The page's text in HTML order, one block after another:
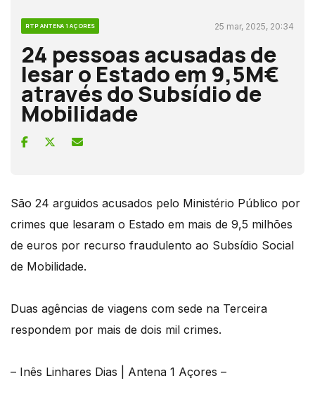
RTP ANTENA 1 AÇORES 25 mar, 2025, 20:34
24 pessoas acusadas de
lesar o Estado em 9,5M€
através do Subsídio de
Mobilidade
São 24 arguidos acusados pelo Ministério Público por
crimes que lesaram o Estado em mais de 9,5 milhões
de euros por recurso fraudulento ao Subsídio Social
de Mobilidade.
Duas agências de viagens com sede na Terceira
respondem por mais de dois mil crimes.
– Inês Linhares Dias | Antena 1 Açores –